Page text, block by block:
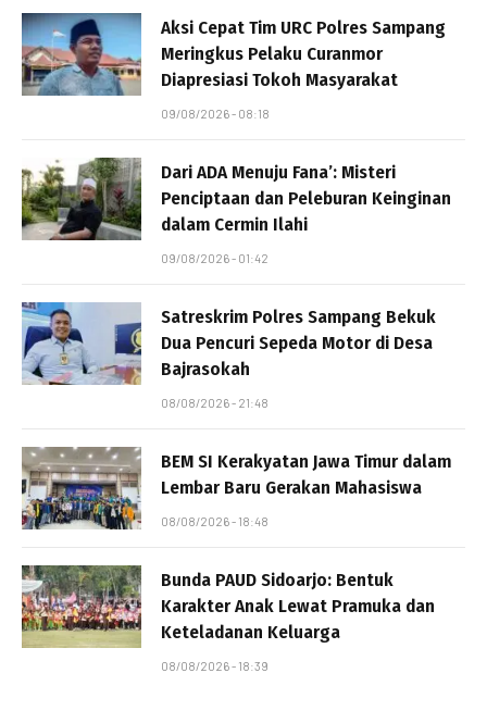
Aksi Cepat Tim URC Polres Sampang
Meringkus Pelaku Curanmor
Diapresiasi Tokoh Masyarakat
09/08/2026 - 08:18
Dari ADA Menuju Fana’: Misteri
Penciptaan dan Peleburan Keinginan
dalam Cermin Ilahi
09/08/2026 - 01:42
Satreskrim Polres Sampang Bekuk
Dua Pencuri Sepeda Motor di Desa
Bajrasokah
08/08/2026 - 21:48
BEM SI Kerakyatan Jawa Timur dalam
Lembar Baru Gerakan Mahasiswa
08/08/2026 - 18:48
Bunda PAUD Sidoarjo: Bentuk
Karakter Anak Lewat Pramuka dan
Keteladanan Keluarga
08/08/2026 - 18:39